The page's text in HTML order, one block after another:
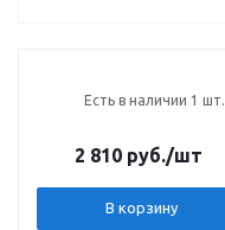
Есть в наличии 1 шт.
2 810 руб./шт
В корзину